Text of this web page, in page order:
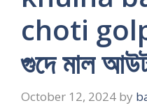
choti
গুদে মাল
October 12, 2024 by